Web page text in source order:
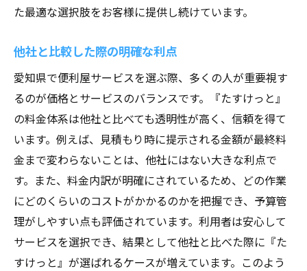
た最適な選択肢をお客様に提供し続けています。
他社と比較した際の明確な利点
愛知県で便利屋サービスを選ぶ際、多くの人が重要視す
るのが価格とサービスのバランスです。『たすけっと』
の料金体系は他社と比べても透明性が高く、信頼を得て
います。例えば、見積もり時に提示される金額が最終料
金まで変わらないことは、他社にはない大きな利点で
す。また、料金内訳が明確にされているため、どの作業
にどのくらいのコストがかかるのかを把握でき、予算管
理がしやすい点も評価されています。利用者は安心して
サービスを選択でき、結果として他社と比べた際に『た
すけっと』が選ばれるケースが増えています。このよう